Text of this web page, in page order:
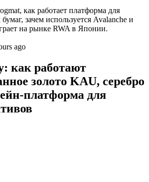
как работает платформа для
зачем используется Avalanche и
на рынке RWA в Японии.
ago
как работают
золото KAU, серебро
платформа для